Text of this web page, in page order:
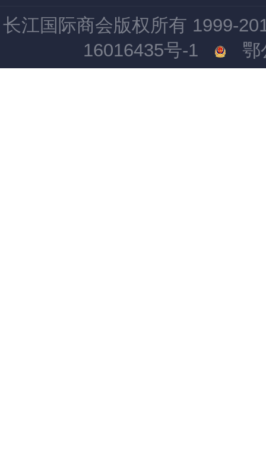
长江国际商会版权所有 1999-
16016435号-1
鄂